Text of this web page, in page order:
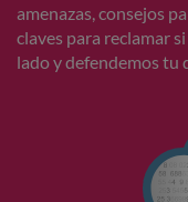
amenazas, consejos
claves para reclamar
lado y defendemos tu